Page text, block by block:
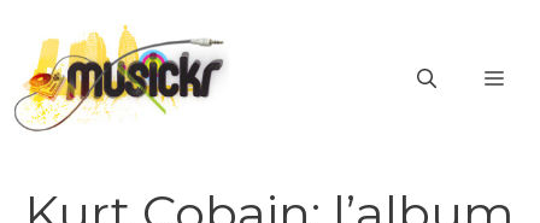
contenuto